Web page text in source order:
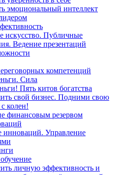
эмоциональный интеллект
искусство. Публичные
Ведение презентаций
компетенций
Сила
Пять китов богатства
свой бизнес. Подними свою
колен!
финансовым резервом
инноваций. Управление
личную эффективность и